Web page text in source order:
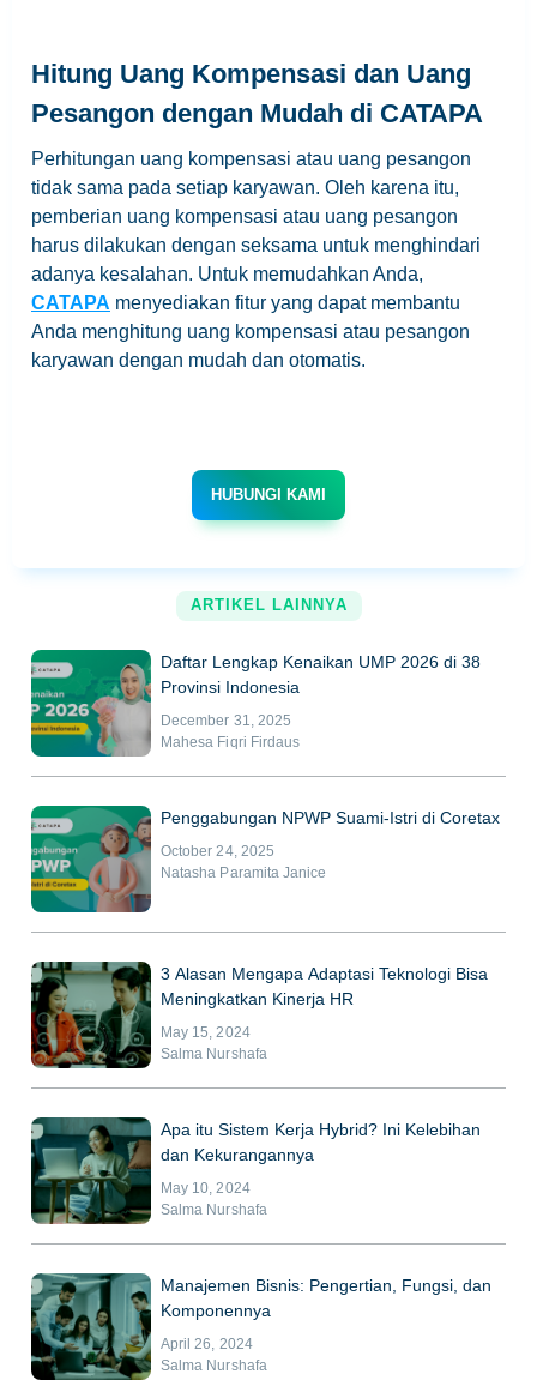
Hitung Uang Kompensasi dan Uang
Pesangon dengan Mudah di CATAPA
Perhitungan uang kompensasi atau uang pesangon
tidak sama pada setiap karyawan. Oleh karena itu,
pemberian uang kompensasi atau uang pesangon
harus dilakukan dengan seksama untuk menghindari
adanya kesalahan. Untuk memudahkan Anda,
CATAPA menyediakan fitur yang dapat membantu
Anda menghitung uang kompensasi atau pesangon
karyawan dengan mudah dan otomatis.
HUBUNGI KAMI
ARTIKEL LAINNYA
Daftar Lengkap Kenaikan UMP 2026 di 38
Provinsi Indonesia
December 31, 2025
Mahesa Fiqri Firdaus
Penggabungan NPWP Suami-Istri di Coretax
October 24, 2025
Natasha Paramita Janice
3 Alasan Mengapa Adaptasi Teknologi Bisa
Meningkatkan Kinerja HR
May 15, 2024
Salma Nurshafa
Apa itu Sistem Kerja Hybrid? Ini Kelebihan
dan Kekurangannya
May 10, 2024
Salma Nurshafa
Manajemen Bisnis: Pengertian, Fungsi, dan
Komponennya
April 26, 2024
Salma Nurshafa